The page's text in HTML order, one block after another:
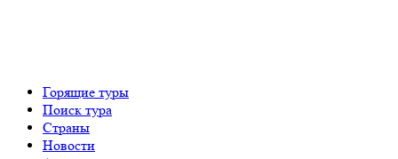
Горящие туры
Поиск тура
Страны
Новости